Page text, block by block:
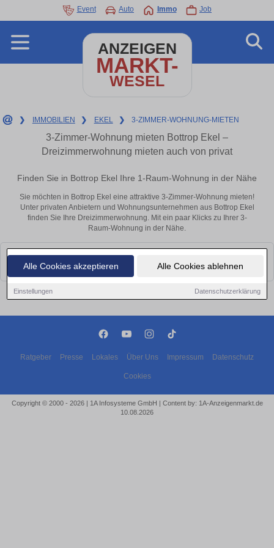
Alle Cookies akzeptieren Alle Cookies ablehnen
Einstellungen Datenschutzerklärung
Event Auto Immo Job
ANZEIGEN
MARKT-
WESEL
❯ IMMOBILIEN ❯ EKEL ❯ 3-ZIMMER-WOHNUNG-MIETEN
3-Zimmer-Wohnung mieten Bottrop Ekel –
Dreizimmerwohnung mieten auch von privat
Finden Sie in Bottrop Ekel Ihre 1-Raum-Wohnung in der Nähe
Sie möchten in Bottrop Ekel eine attraktive 3-Zimmer-Wohnung mieten!
Unter privaten Anbietern und Wohnungsunternehmen aus Bottrop Ekel
finden Sie Ihre Dreizimmerwohnung. Mit ein paar Klicks zu Ihrer 3-
Raum-Wohnung in der Nähe.
Leider konnten wir derzeit keine passenden Objekte finden. Schauen Sie
bald wieder vorbei!
Ratgeber Presse Lokales Über Uns Impressum Datenschutz
Cookies
Copyright © 2000 - 2026 | 1A Infosysteme GmbH | Content by: 1A-Anzeigenmarkt.de
10.08.2026